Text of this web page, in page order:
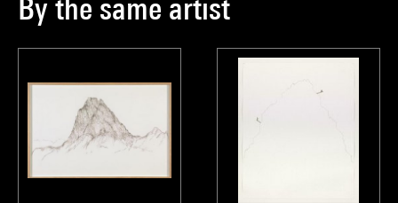
By the same artist